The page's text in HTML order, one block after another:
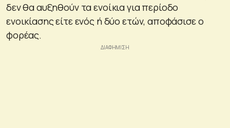
δεν θα αυξηθούν τα ενοίκια για περίοδο
ενοικίασης είτε ενός ή δύο ετών, αποφάσισε ο
φορέας.